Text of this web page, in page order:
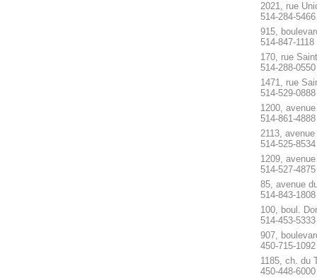
2021, rue
514-284-5466
915,
514-847-1118
170, rue
514-288-0550
1471, rue
514-529-0888
1200,
514-861-4888
2113,
514-525-8534
1209,
514-527-4875
85, avenue
514-843-1808
100, boul.
514-453-5333
907,
450-715-1092
1185, ch. du
450-448-6000